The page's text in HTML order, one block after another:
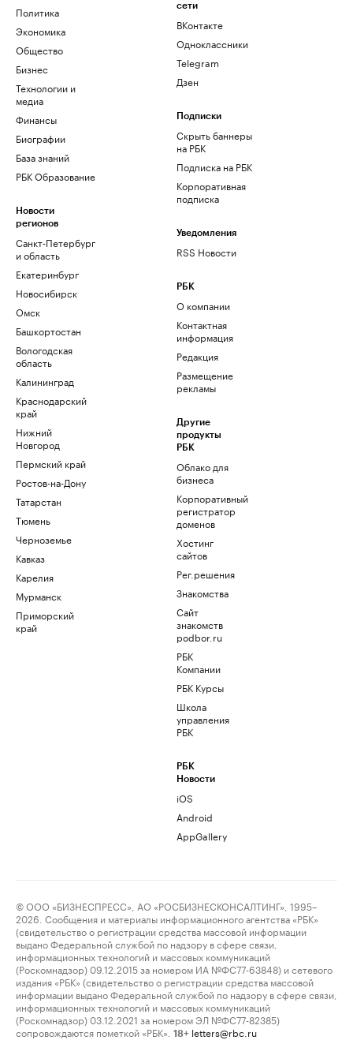
Политика
Экономика
Общество
Бизнес
Технологии и
медиа
Финансы
Биографии
База знаний
РБК Образование
Новости
регионов
Санкт-Петербург
и область
Екатеринбург
Новосибирск
Омск
Башкортостан
Вологодская
область
Калининград
Краснодарский
край
Нижний
Новгород
Пермский край
Ростов-на-Дону
Татарстан
Тюмень
Черноземье
Кавказ
Карелия
Мурманск
Приморский
край
сети
ВКонтакте
Одноклассники
Telegram
Дзен
Подписки
Скрыть баннеры
на РБК
Подписка на РБК
Корпоративная
подписка
Уведомления
RSS Новости
РБК
О компании
Контактная
информация
Редакция
Размещение
рекламы
Другие
продукты
РБК
Облако для
бизнеса
Корпоративный
регистратор
доменов
Хостинг
сайтов
Рег.решения
Знакомства
Сайт
знакомств
podbor.ru
РБК
Компании
РБК Курсы
Школа
управления
РБК
РБК
Новости
iOS
Android
AppGallery
© ООО «БИЗНЕСПРЕСС», АО «РОСБИЗНЕСКОНСАЛТИНГ», 1995–
2026. Сообщения и материалы информационного агентства «РБК»
(свидетельство о регистрации средства массовой информации
выдано Федеральной службой по надзору в сфере связи,
информационных технологий и массовых коммуникаций
(Роскомнадзор) 09.12.2015 за номером ИА №ФС77-63848) и сетевого
издания «РБК» (свидетельство о регистрации средства массовой
информации выдано Федеральной службой по надзору в сфере связи,
информационных технологий и массовых коммуникаций
(Роскомнадзор) 03.12.2021 за номером ЭЛ №ФС77-82385)
сопровождаются пометкой «РБК».
18+ letters@rbc.ru